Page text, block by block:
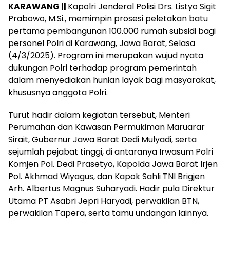
KARAWANG || Kapolri Jenderal Polisi Drs. Listyo Sigit
Prabowo, M.Si., memimpin prosesi peletakan batu
pertama pembangunan 100.000 rumah subsidi bagi
personel Polri di Karawang, Jawa Barat, Selasa
(4/3/2025). Program ini merupakan wujud nyata
dukungan Polri terhadap program pemerintah
dalam menyediakan hunian layak bagi masyarakat,
khususnya anggota Polri.
Turut hadir dalam kegiatan tersebut, Menteri
Perumahan dan Kawasan Permukiman Maruarar
Sirait, Gubernur Jawa Barat Dedi Mulyadi, serta
sejumlah pejabat tinggi, di antaranya Irwasum Polri
Komjen Pol. Dedi Prasetyo, Kapolda Jawa Barat Irjen
Pol. Akhmad Wiyagus, dan Kapok Sahli TNI Brigjen
Arh. Albertus Magnus Suharyadi. Hadir pula Direktur
Utama PT Asabri Jepri Haryadi, perwakilan BTN,
perwakilan Tapera, serta tamu undangan lainnya.